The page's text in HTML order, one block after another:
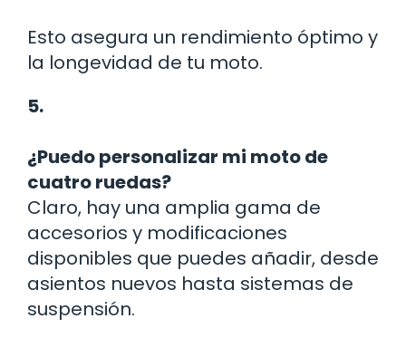
Esto asegura un rendimiento óptimo y
la longevidad de tu moto.
5.
¿Puedo personalizar mi moto de
cuatro ruedas?
Claro, hay una amplia gama de
accesorios y modificaciones
disponibles que puedes añadir, desde
asientos nuevos hasta sistemas de
suspensión.